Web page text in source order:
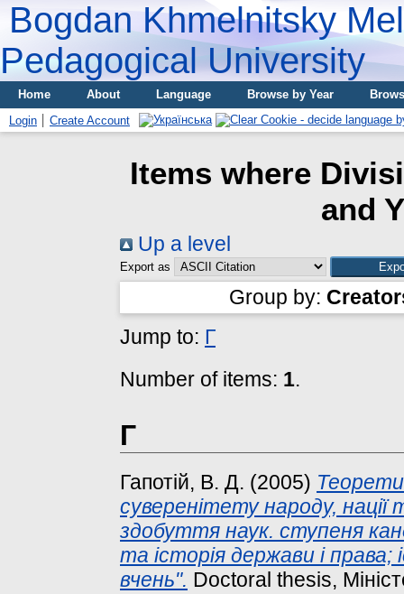
Bogdan Khmelnitsky
Pedagogical University
Home About Language Browse by Year
Login
Create Account
Items where
and
Up a level
Export as
Group by:
Jump to: Г
Number of items: 1.
Г
Гапотій, В. Д. (2005)
суверенітету народу,
здобуття наук. ступеня
та історія держави і права;
вчень". Doctoral thesis,